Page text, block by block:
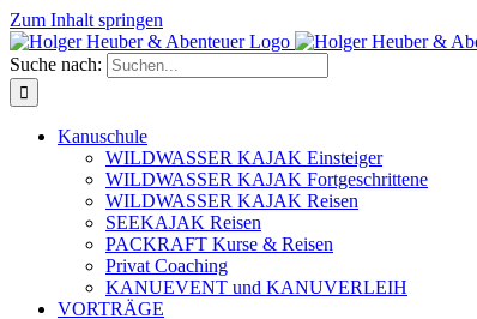
Zum Inhalt springen
Suche nach:
Kanuschule
WILDWASSER KAJAK Einsteiger
WILDWASSER KAJAK Fortgeschrittene
WILDWASSER KAJAK Reisen
SEEKAJAK Reisen
PACKRAFT Kurse & Reisen
Privat Coaching
KANUEVENT und KANUVERLEIH
VORTRÄGE